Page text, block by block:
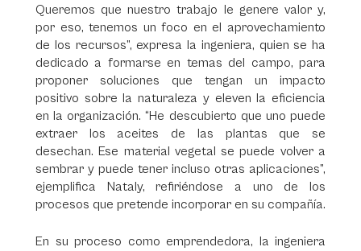
Queremos que nuestro trabajo le genere valor y,
por eso, tenemos un foco en el aprovechamiento
de los recursos”, expresa la ingeniera, quien se ha
dedicado a formarse en temas del campo, para
proponer soluciones que tengan un impacto
positivo sobre la naturaleza y eleven la eficiencia
en la organización. “He descubierto que uno puede
extraer los aceites de las plantas que se
desechan. Ese material vegetal se puede volver a
sembrar y puede tener incluso otras aplicaciones”,
ejemplifica Nataly, refiriéndose a uno de los
procesos que pretende incorporar en su compañía.
En su proceso como emprendedora, la ingeniera